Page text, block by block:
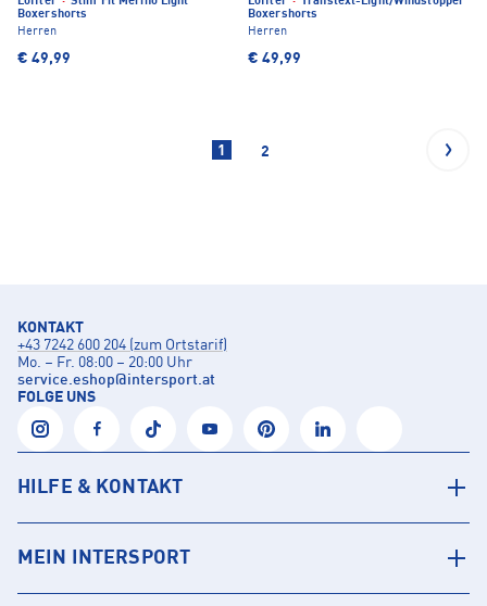
Boxershorts
Herren
€ 49,99
Boxershorts
Herren
€ 49,99
1 2
KONTAKT
+43 7242 600 204 (zum Ortstarif)
Mo. – Fr. 08:00 – 20:00 Uhr
service.eshop@intersport.at
FOLGE UNS
HILFE & KONTAKT
MEIN INTERSPORT